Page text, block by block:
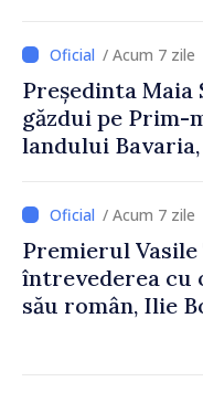
/ Acum 7 zile
Președinta Maia
găzdui pe Prim-
landului
/ Acum 7 zile
Premierul Vasile
întrevederea cu
său român, Ilie